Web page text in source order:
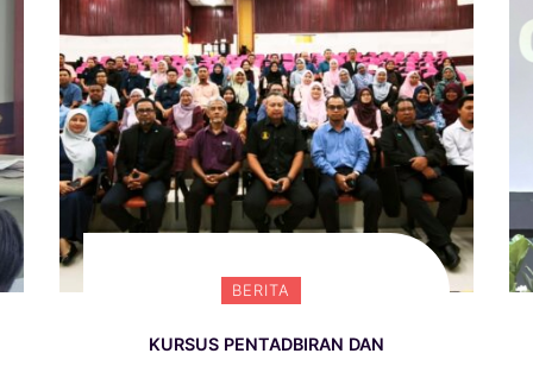
BERITA
KURSUS PENTADBIRAN DAN